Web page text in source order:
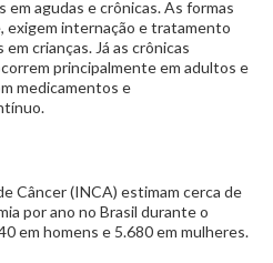
em agudas e crônicas. As formas
exigem internação e tratamento
crianças. Já as crônicas
principalmente em adultos e
medicamentos e
Câncer (INCA) estimam cerca de
por ano no Brasil durante o
em homens e 5.680 em mulheres.